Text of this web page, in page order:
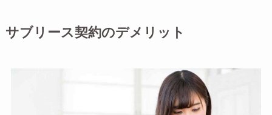
サブリース契約のデメリット